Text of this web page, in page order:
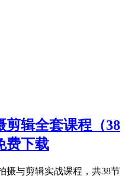
剪辑全套课程（38
费下载
摄与剪辑实战课程，共38节